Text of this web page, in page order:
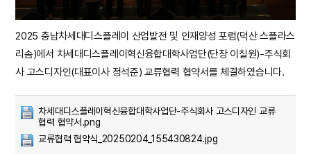
2025 충남차세대디스플레이 산업발전 및 인재양성 포럼(덕산 스플라스
리솜)에서 차세대디스플레이혁신융합대학사업단(단장 이칠원)-주식회
사 고스디자인(대표이사 정석준) 교류협력 협약서를 체결하였습니다.
차세대디스플레이혁신융합대학사업단-주식회사 고스디자인 교류
협력 협약서.png
교류협력 협약식_20250204_155430824.jpg